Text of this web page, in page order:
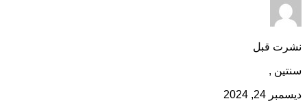
نشرت قبل
سنتين ,
ديسمبر 24, 2024